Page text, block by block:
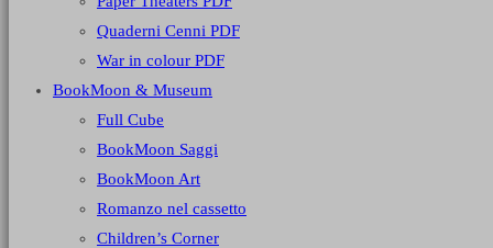
Quaderni Cenni PDF
War in colour PDF
BookMoon & Museum
Full Cube
BookMoon Saggi
BookMoon Art
Romanzo nel cassetto
Children’s Corner